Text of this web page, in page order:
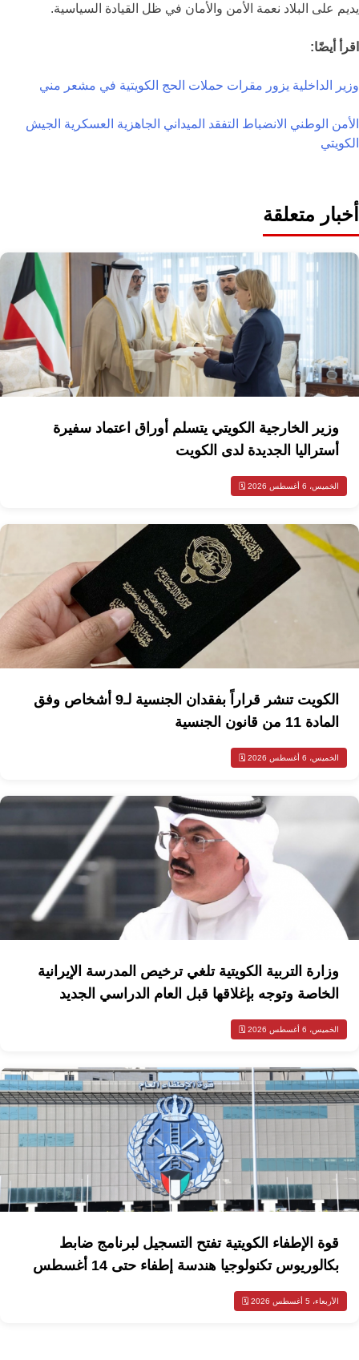
يديم على البلاد نعمة الأمن والأمان في ظل القيادة السياسية.
اقرأ أيضًا:
وزير الداخلية يزور مقرات حملات الحج الكويتية في مشعر مني
الأمن الوطني الانضباط التفقد الميداني الجاهزية العسكرية الجيش
الكويتي
أخبار متعلقة
وزير الخارجية الكويتي يتسلم أوراق اعتماد سفيرة
أستراليا الجديدة لدى الكويت
الخميس، 6 أغسطس 2026 🗓️
الكويت تنشر قراراً بفقدان الجنسية لـ9 أشخاص وفق
المادة 11 من قانون الجنسية
الخميس، 6 أغسطس 2026 🗓️
وزارة التربية الكويتية تلغي ترخيص المدرسة الإيرانية
الخاصة وتوجه بإغلاقها قبل العام الدراسي الجديد
الخميس، 6 أغسطس 2026 🗓️
قوة الإطفاء الكويتية تفتح التسجيل لبرنامج ضابط
بكالوريوس تكنولوجيا هندسة إطفاء حتى 14 أغسطس
الأربعاء، 5 أغسطس 2026 🗓️